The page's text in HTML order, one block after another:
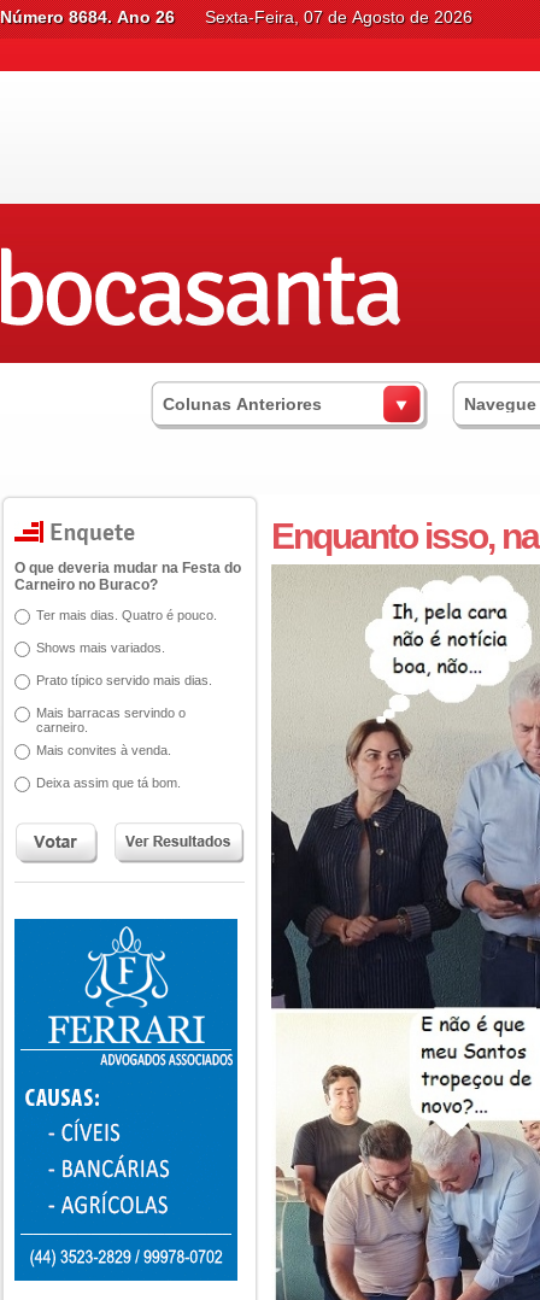
Número 8684. Ano 26 Sexta-Feira, 07 de Agosto de 2026
Colunas Anteriores
O que deveria mudar na Festa do
Carneiro no Buraco?
Ter mais dias. Quatro é pouco.
Shows mais variados.
Prato típico servido mais dias.
Mais barracas servindo o
carneiro.
Mais convites à venda.
Deixa assim que tá bom.
Enquanto isso,